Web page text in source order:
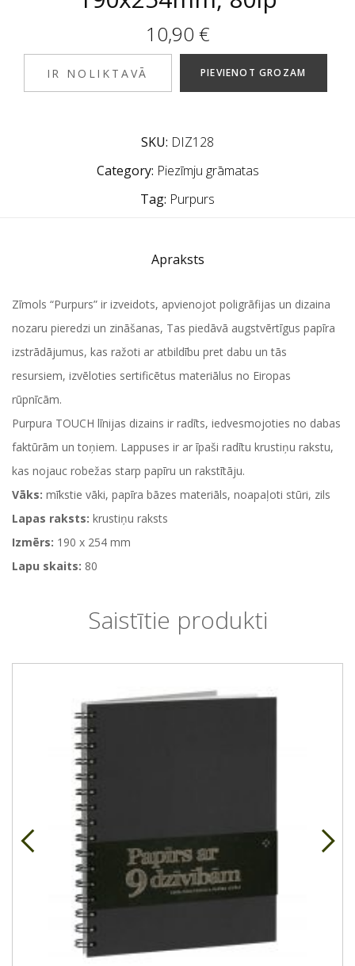
10,90 €
IR NOLIKTAVĀ PIEVIENOT GROZAM
SKU: DIZ128
Category: Piezīmju grāmatas
Tag: Purpurs
Apraksts
Zīmols “Purpurs” ir izveidots, apvienojot poligrāfijas un dizaina
nozaru pieredzi un zināšanas, Tas piedāvā augstvērtīgus papīra
izstrādājumus, kas ražoti ar atbildību pret dabu un tās
resursiem, izvēloties sertificētus materiālus no Eiropas
rūpnīcām.
Purpura TOUCH līnijas dizains ir radīts, iedvesmojoties no dabas
faktūrām un toņiem. Lappuses ir ar īpaši radītu krustiņu rakstu,
kas nojauc robežas starp papīru un rakstītāju.
Vāks: mīkstie vāki, papīra bāzes materiāls, noapaļoti stūri, zils
Lapas raksts: krustiņu raksts
Izmērs: 190 x 254 mm
Lapu skaits: 80
Saistītie produkti